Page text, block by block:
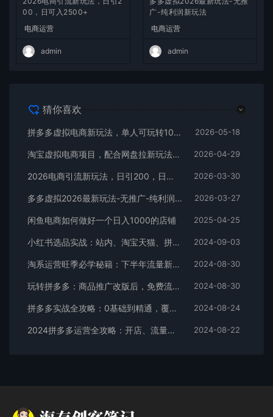
00，日可入2500+
电商运营
admin
广-纯利润新玩法
电商运营
admin
猜你喜欢
拼多多虚拟电商新玩法，单人可玩转10家店，零成本、成交快、转化快，单店单日可盈利300+ 2026-05-18
淘宝虚拟电商项目，配合网盘拉新玩法，新手小白轻松月入过万，外面收费1980的项目！ 2026-04-29
2026电商引流新玩法，日引200，日可入2500+ 2026-03-30
多多虚拟2026最新玩法-无推广-纯利润新玩法 2026-03-27
闲鱼电商如何做好一个日入1000的店铺 2025-04-25
小红书选品实战：站内、淘宝天猫、拼多多，多渠道选品策略 2024-09-03
淘系运营旺季必学秘籍：下半年流量新玩法：搜索+推荐全域收割（无水印） 2024-08-30
玩转拼多多：商品推广改版后，免费流量+货损策略打造爆款新法（无水印） 2024-08-30
拼多多实战全攻略：0基础到精通，覆盖选品、运营、推广、起款 2024-08-24
2024拼多多运营全攻略：开店、流量、营销、推广与商品发布技巧（无水印） 2024-08-22